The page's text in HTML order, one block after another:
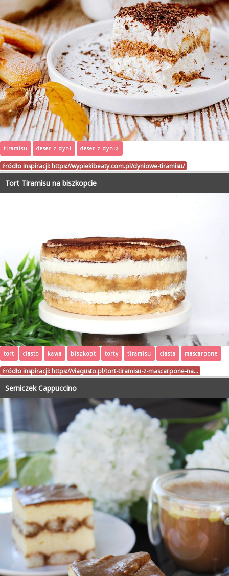
tiramisu deser z dyni deser z dynią
źródło inspiracji: https://wypiekibeaty.com.pl/dyniowe-tiramisu/
Tort Tiramisu na biszkopcie
tort ciasto kawa biszkopt torty tiramisu ciasta mascarpone
źródło inspiracji: https://viagusto.pl/tort-tiramisu-z-mascarpone-na…
Serniczek Cappuccino